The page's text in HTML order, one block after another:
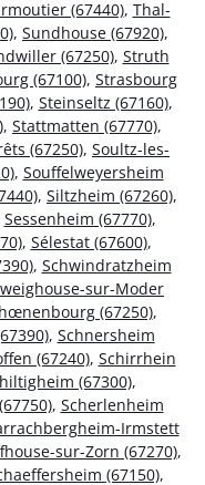
(67440), Thal-
, Sundhouse (67920),
(67250), Struth
(67100), Strasbourg
, Steinseltz (67160),
, Stattmatten (67770),
(67250), Soultz-les-
, Souffelweyersheim
, Siltzheim (67260),
Sessenheim (67770),
, Sélestat (67600),
, Schwindratzheim
sur-Moder
(67250),
, Schnersheim
(67240), Schirrhein
(67300),
, Scherlenheim
Irmstett
sur-Zorn (67270),
(67150),